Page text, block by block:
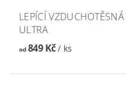
LEPÍCÍ
ULTRA
od849 Kč/ ks